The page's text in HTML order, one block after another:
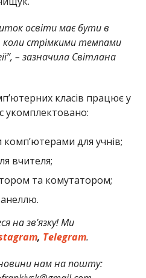
освіти має бути в
стрімкими темпами
– зазначила Світлана
класів працює у
укомплектовано:
для учнів;
вчителя;
та комутатором;
на зв’язку! Ми
, Telegram.
нам на пошту: